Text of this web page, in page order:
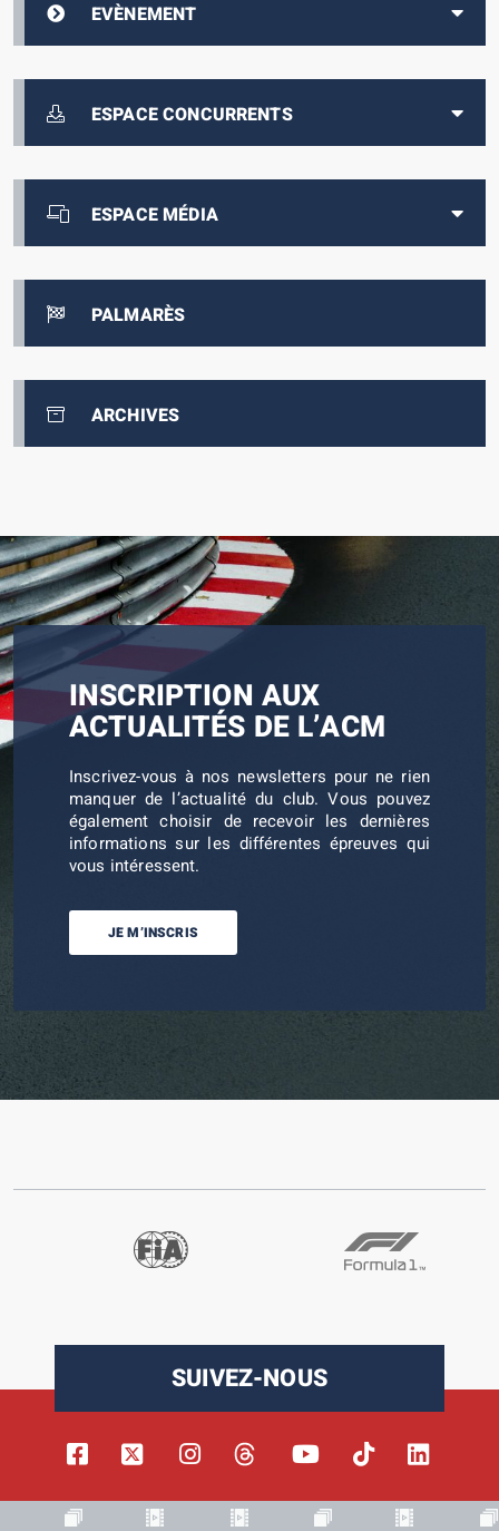
EVÈNEMENT
ESPACE CONCURRENTS
ESPACE MÉDIA
PALMARÈS
ARCHIVES
INSCRIPTION AUX
ACTUALITÉS DE L’ACM
Inscrivez-vous à nos newsletters pour ne rien
manquer de l’actualité du club. Vous pouvez
également choisir de recevoir les dernières
informations sur les différentes épreuves qui
vous intéressent.
JE M’INSCRIS
SUIVEZ-NOUS